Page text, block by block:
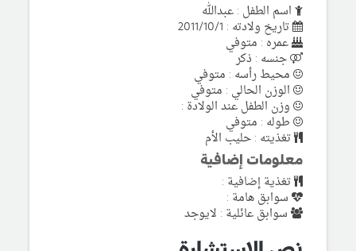
اسم الطفل : عبدالله
تاريخ ولادته : 2011/10/1
عمره : متوفي
جنسه : ذكر
محيط رأسه : متوفي
الوزن الحالي : متوفي
وزن الطفل عند الولادة :
طوله : متوفي
تغذيته : حليب الأم
معلومات إضافية
تغذية إضافية :
سوابق هامة :
سوابق عائلية : لايوجد